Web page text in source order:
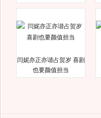
闫妮亦正亦谐占贺岁 喜剧
也要颜值担当